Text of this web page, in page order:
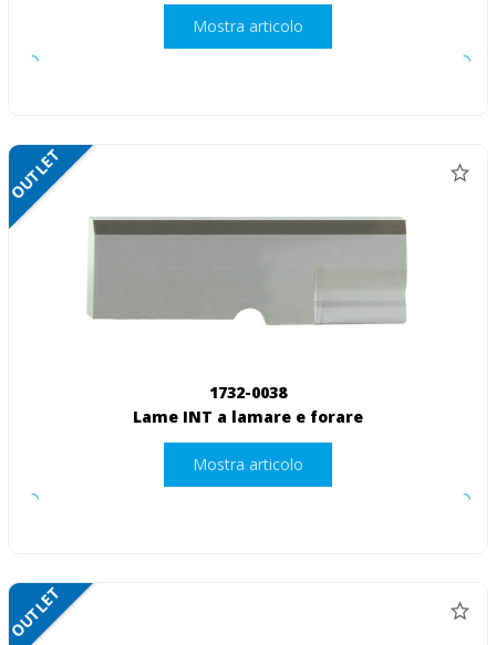
Mostra articolo
OUTLET
1732-0038
Lame INT a lamare e forare
Mostra articolo
OUTLET